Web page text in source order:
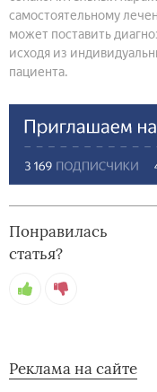
самостоятельному
может поставить
исходя из
пациента.
Понравилась
статья?
Реклама на сайте